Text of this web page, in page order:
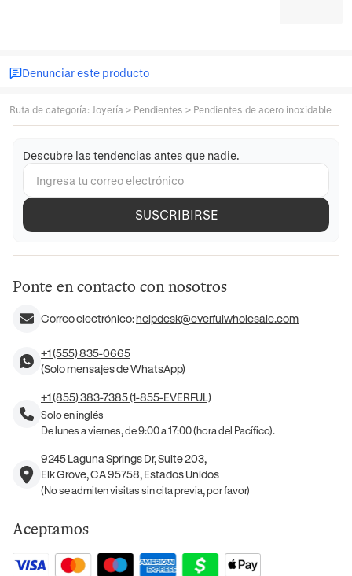
Denunciar este producto
Ruta de categoría: Joyería > Pendientes > Pendientes de acero inoxidable
Descubre las tendencias antes que nadie.
SUSCRIBIRSE
Ponte en contacto con nosotros
Correo electrónico:helpdesk@everfulwholesale.com
+1 (555) 835-0665
(Solo mensajes de WhatsApp)
+1 (855) 383-7385 (1-855-EVERFUL)
Solo en inglés
De lunes a viernes, de 9:00 a 17:00 (hora del Pacífico).
9245 Laguna Springs Dr, Suite 203,
Elk Grove, CA 95758, Estados Unidos
(No se admiten visitas sin cita previa, por favor)
Aceptamos